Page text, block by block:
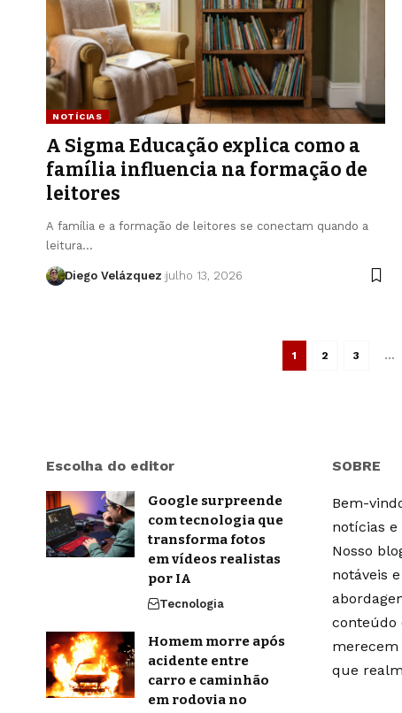
NOTÍCIAS
A Sigma Educação explica como a
família influencia na formação de
leitores
A família e a formação de leitores se conectam quando a
leitura…
Diego Velázquez julho 13, 2026
1 2 3 …
Escolha do editor
Google surpreende
com tecnologia que
transforma fotos
em vídeos realistas
por IA
Tecnologia
Homem morre após
acidente entre
carro e caminhão
em rodovia no
SOBRE
Bem-
notícias e
Nosso
notáveis
conteúdo
merecem
que